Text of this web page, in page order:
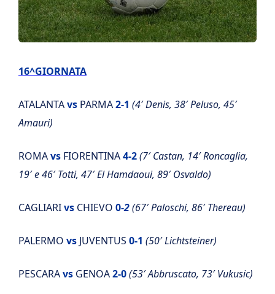
16^GIORNATA
ATALANTAvs PARMA2-1 (4′ Denis, 38′ Peluso, 45′
Amauri)
ROMAvs FIORENTINA4-2(7′ Castan, 14′ Roncaglia,
19′ e 46′ Totti, 47′ El Hamdaoui, 89′ Osvaldo)
CAGLIARIvs CHIEVO 0-2(67′ Paloschi, 86′ Thereau)
PALERMO vs JUVENTUS 0-1 (50′ Lichtsteiner)
PESCARAvs GENOA2-0(53′ Abbruscato, 73′ Vukusic)